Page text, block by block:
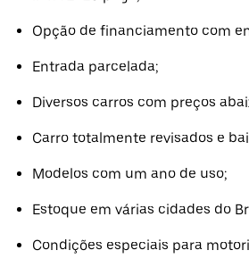
Opção de financiamento com
Entrada parcelada;
Diversos carros com preços
Carro totalmente revisados e
Modelos com um ano de uso;
Estoque em várias cidades do
Condições especiais para